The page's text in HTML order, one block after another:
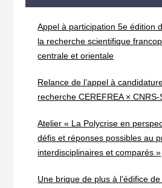
Appel à participation 5e édition
la recherche scientifique
centrale et orientale
Relance de l’appel à
recherche CEREFREA × CNRS-
Atelier « La Polycrise en
défis et réponses possibles au
interdisciplinaires et comparés »
Une brique de plus à l’édifice